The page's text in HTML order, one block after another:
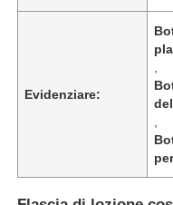
Evidenziare: